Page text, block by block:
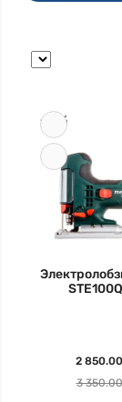
-15%
2
3